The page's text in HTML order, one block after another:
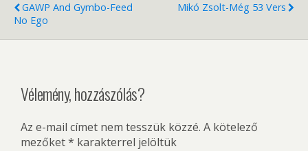
GAWP And Gymbo-Feed
No Ego
Mikó Zsolt-Még 53 Vers
Vélemény, hozzászólás?
Az e-mail címet nem tesszük közzé. A kötelező
mezőket* karakterrel jelöltük